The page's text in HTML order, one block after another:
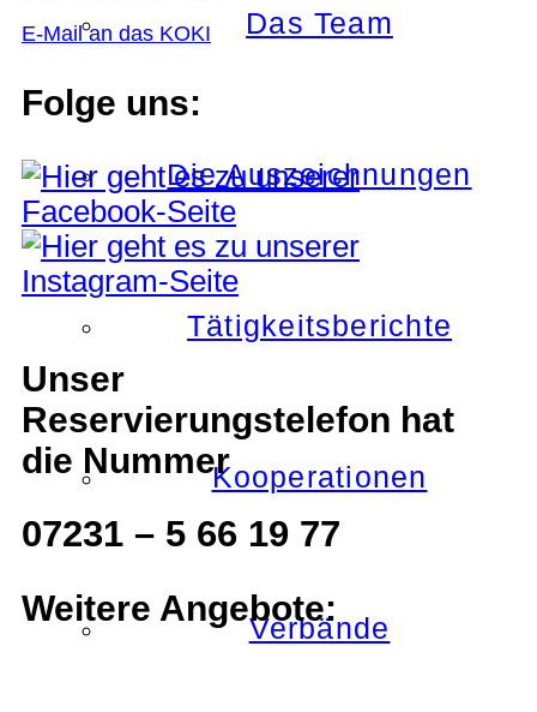
Das Team
Die Auszeichnungen
Tätigkeitsberichte
Kooperationen
Verbände
E-Mail an das KOKI
Folge uns:
Unser
Reservierungstelefon hat
die Nummer
07231 – 5 66 19 77
Weitere Angebote: